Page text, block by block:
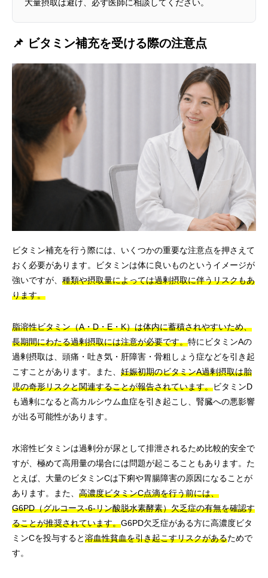
大量摂取は避け、必ず医師に相談してください。
📌 ビタミン補充を受ける際の注意点
ビタミン補充を行う際には、いくつかの重要な注意点を押さえて
おく必要があります。ビタミンは体に良いものというイメージが
強いですが、 種類や摂取量によっては過剰摂取に伴うリスクもあ
ります。
脂溶性ビタミン（A・D・E・K）は体内に蓄積されやすいため、
長期間にわたる過剰摂取には注意が必要です。特にビタミンAの
過剰摂取は、頭痛・吐き気・肝障害・骨粗しょう症などを引き起
こすことがあります。また、 妊娠初期のビタミンA過剰摂取は胎
児の奇形リスクと関連することが報告されています。ビタミンD
も過剰になると高カルシウム血症を引き起こし、腎臓への悪影響
が出る可能性があります。
水溶性ビタミンは過剰分が尿として排泄されるため比較的安全で
すが、極めて高用量の場合には問題が起こることもあります。た
とえば、大量のビタミンCは下痢や胃腸障害の原因になることが
あります。また、 高濃度ビタミンC点滴を行う前には、
G6PD（グルコース-6-リン酸脱水素酵素）欠乏症の有無を確認す
ることが推奨されています。G6PD欠乏症がある方に高濃度ビタ
ミンCを投与すると溶血性貧血を引き起こすリスクがあるためで
す。